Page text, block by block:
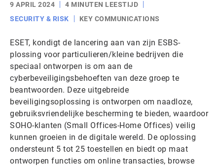
9 APRIL 2024
4 MINUTEN LEESTIJD
SECURITY & RISK
KEY COMMUNICATIONS
ESET, kondigt de lancering aan van zijn ESBS-
plossing voor particulieren/kleine bedrijven die
speciaal ontworpen is om aan de
cyberbeveiligingsbehoeften van deze groep te
beantwoorden. Deze uitgebreide
beveiligingsoplossing is ontworpen om naadloze,
gebruiksvriendelijke bescherming te bieden, waardoor
SOHO-klanten (Small Offices-Home Offices) veilig
kunnen groeien in de digitale wereld. De oplossing
ondersteunt 5 tot 25 toestellen en biedt op maat
ontworpen functies om online transacties, browse